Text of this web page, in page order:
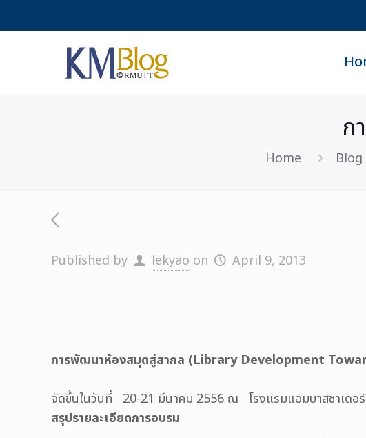
ก
Home Blog
Published by lekyao on April 9, 2013
การพัฒนาห้องสมุดสู่สากล (Library Development
จัดขึ้นในวันที่ 20-21 มีนาคม 2556 ณ โรงแรมแอมบาสชาเดอ
สรุปรายละเอียดการอบรม